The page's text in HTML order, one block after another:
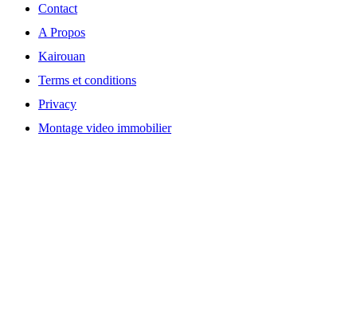
Contact
A Propos
Kairouan
Terms et conditions
Privacy
Montage video immobilier